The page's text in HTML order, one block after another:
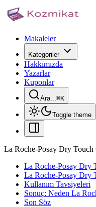
Makaleler
Kategoriler
Hakkımızda
Yazarlar
Kuponlar
Ara...⌘K
Toggle theme
La Roche-Posay Dry
La Roche-Posay Dry
La Roche-Posay Dry
Kullanım Tavsiyeleri
Sonuç: Neden La
Son Söz